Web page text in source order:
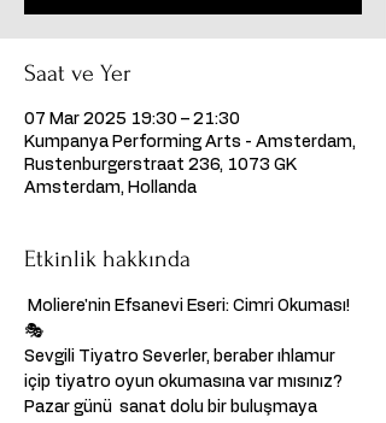
Saat ve Yer
07 Mar 2025 19:30 – 21:30
Kumpanya Performing Arts - Amsterdam,
Rustenburgerstraat 236, 1073 GK
Amsterdam, Hollanda
Etkinlik hakkında
Moliere'nin Efsanevi Eseri: Cimri Okuması!
🎭
Sevgili Tiyatro Severler, beraber ıhlamur
içip tiyatro oyun okumasına var mısınız?
Pazar günü  sanat dolu bir buluşmaya